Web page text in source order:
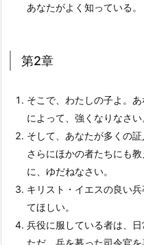
あなたがよく知っている。
第2章
そこで、わたしの子よ。
によって、強くなりなさい
そして、あなたが多くの
さらにほかの者たちにも
に、ゆだねなさい。
キリスト・イエスの良い
てほしい。
兵役に服している者は、日
ただ、兵を募った司令官を